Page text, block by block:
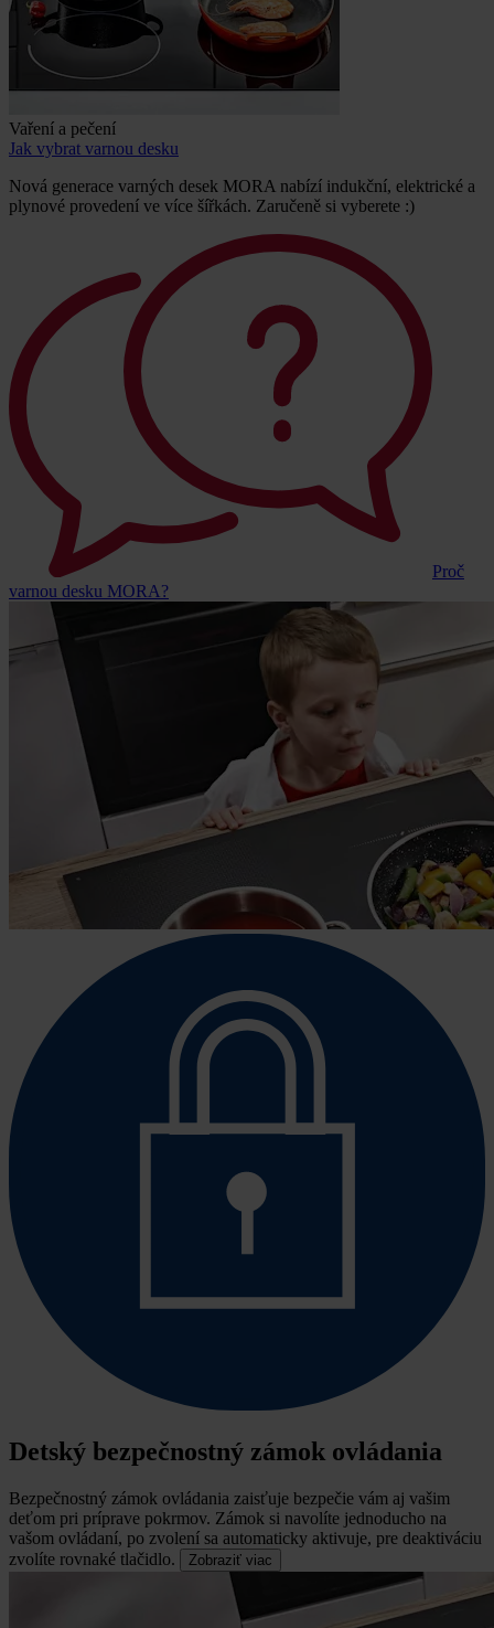
Vaření a pečení
Jak vybrat varnou desku
Nová generace varných desek MORA nabízí indukční, elektrické a
plynové provedení ve více šířkách. Zaručeně si vyberete :)
Proč
varnou desku MORA?
Detský bezpečnostný zámok ovládania
Bezpečnostný zámok ovládania zaisťuje bezpečie vám aj vašim
deťom pri príprave pokrmov. Zámok si navolíte jednoducho na
vašom ovládaní, po zvolení sa automaticky aktivuje, pre deaktiváciu
zvolíte rovnaké tlačidlo.
Zobraziť viac